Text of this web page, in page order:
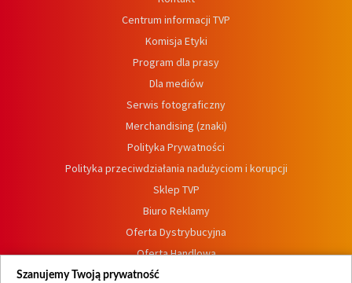
Centrum informacji TVP
Komisja Etyki
Program dla prasy
Dla mediów
Serwis fotograficzny
Merchandising (znaki)
Polityka Prywatności
Polityka przeciwdziałania nadużyciom i korupcji
Sklep TVP
Biuro Reklamy
Oferta Dystrybucyjna
Oferta Handlowa
Dostępność
Szanujemy Twoją prywatność